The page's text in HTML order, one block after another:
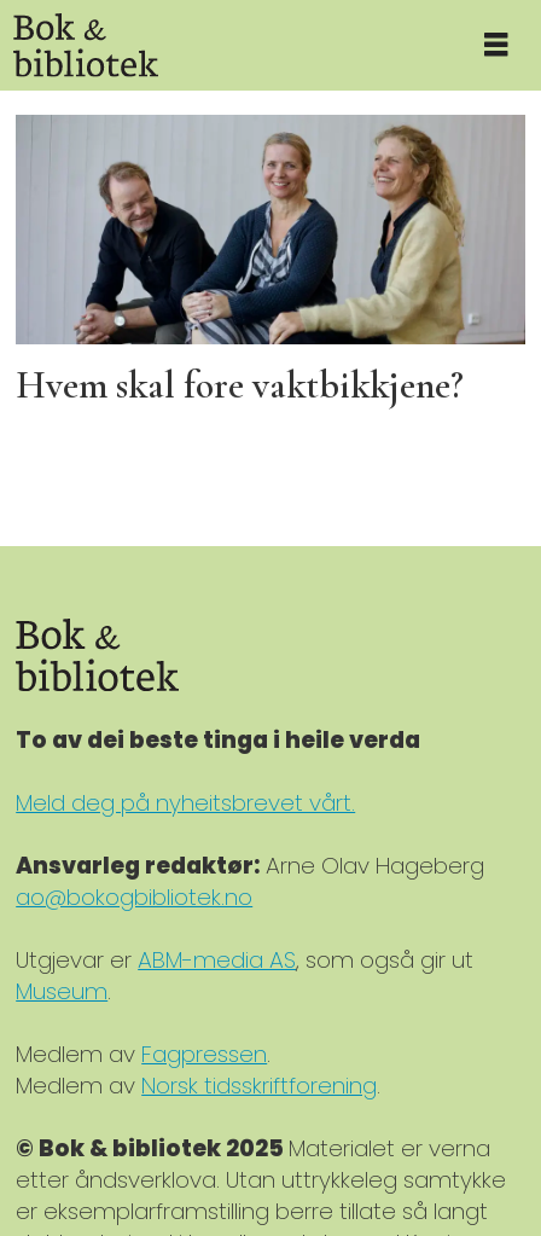
Tag:
tidsskrifter
Hvem skal fore vaktbikkjene?
To av dei beste tinga i heile verda
Meld deg på nyheitsbrevet vårt.
Ansvarleg redaktør:Arne Olav Hageberg
ao@bokogbibliotek.no
Utgjevar erABM-media AS, som også gir ut
Museum.
Medlem av Fagpressen.
Medlem av Norsk tidsskriftforening.
© Bok & bibliotek 2025 Materialet er verna
etter åndsverklova. Utan uttrykkeleg samtykke
er eksemplarframstilling berre tillate så langt